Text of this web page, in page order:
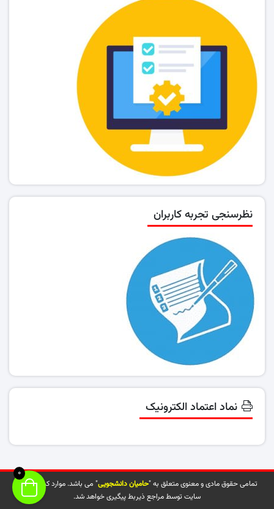
نظرسنجی تجربه کاربران
نماد اعتماد الکترونیک
تمامی حقوق مادی و معنوی متعلق به "حامیان دانشجویی" می باشد. موارد کپی شده از
سایت توسط مراجع ذیربط پیگیری خواهد شد.
0